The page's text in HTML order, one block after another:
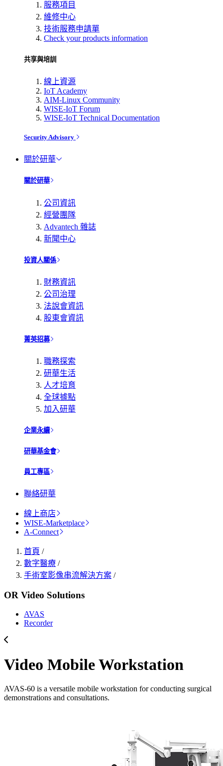
服務項目
維修中心
技術服務申請單
Check your products information
共享與培訓
線上資源
IoT Academy
AIM-Linux Community
WISE-IoT Forum
WISE-IoT Technical Documentation
Security Advisory
關於研華
關於研華
公司資訊
經營團隊
Advantech 雜誌
新聞中心
投資人關係
財務資訊
公司治理
法說會資訊
股東會資訊
菁英招募
職務探索
研華生活
人才培育
全球據點
加入研華
企業永續
研華基金會
員工專區
聯絡研華
線上商店
WISE-Marketplace
A-Connect
首頁 /
數字醫療 /
手術室影像串流解決方案 /
OR Video Solutions
AVAS
Recorder
Video Mobile Workstation
AVAS-60 is a versatile mobile workstation for conducting surgical
demonstrations and consultations.